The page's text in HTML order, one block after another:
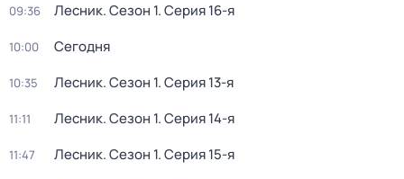
09:36 Лесник. Сезон 1. Серия 16-я
10:00 Сегодня
10:35 Лесник. Сезон 1. Серия 13-я
11:11 Лесник. Сезон 1. Серия 14-я
11:47 Лесник. Сезон 1. Серия 15-я